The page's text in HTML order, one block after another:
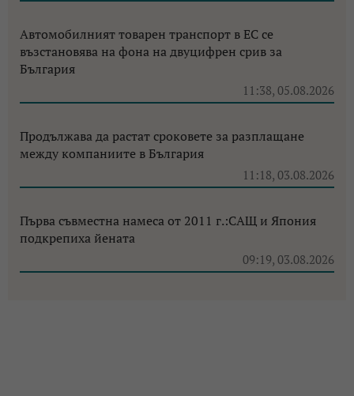
Автомобилният товарен транспорт в ЕС се
възстановява на фона на двуцифрен срив за
България
11:38, 05.08.2026
Продължава да растат сроковете за разплащане
между компаниите в България
11:18, 03.08.2026
Първа съвместна намеса от 2011 г.:САЩ и Япония
подкрепиха йената
09:19, 03.08.2026